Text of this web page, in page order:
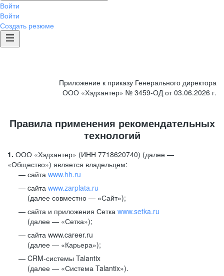
Войти
Войти
Создать резюме
Приложение к приказу Генерального директора
ООО «Хэдхантер» № 3459-ОД от 03.06.2026 г.
Правила применения рекомендательных
технологий
1. ООО «Хэдхантер» (ИНН 7718620740) (далее —
«Общество») является владельцем:
сайта www.hh.ru
cайта www.zarplata.ru
(далее совместно — «Сайт»);
сайта и приложения Сетка www.setka.ru
(далее — «Сетка»);
сайта www.career.ru
(далее — «Карьера»);
CRM-системы Talantix
(далее — «Система Talantix»).